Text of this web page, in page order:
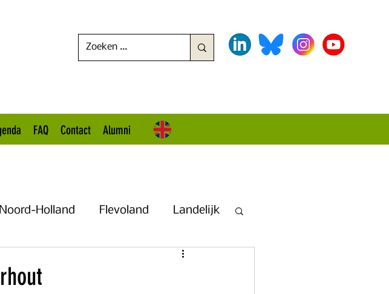
FAQ Contact Alumni
Noord-Holland Flevoland Landelijk
Flevoland + Overijssel